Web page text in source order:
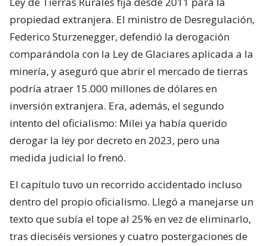
propiedad extranjera. El ministro de Desregulación,
Federico Sturzenegger, defendió la derogación
comparándola con la Ley de Glaciares aplicada a la
minería, y aseguró que abrir el mercado de tierras
podría atraer 15.000 millones de dólares en
inversión extranjera. Era, además, el segundo
intento del oficialismo: Milei ya había querido
derogar la ley por decreto en 2023, pero una
medida judicial lo frenó.
El capítulo tuvo un recorrido accidentado incluso
dentro del propio oficialismo. Llegó a manejarse un
texto que subía el tope al 25% en vez de eliminarlo,
tras dieciséis versiones y cuatro postergaciones de